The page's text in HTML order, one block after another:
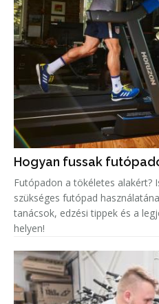
Hogyan fussak
Futópadon a tökéletes alakért?
szükséges futópad
tanácsok, edzési tippek és a
helyen!